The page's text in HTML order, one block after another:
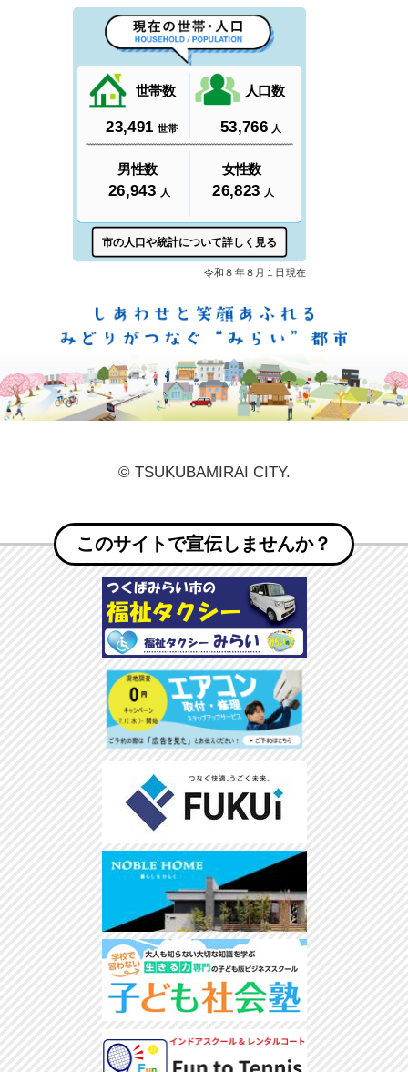
© TSUKUBAMIRAI CITY.
このサイトで宣伝しませんか？